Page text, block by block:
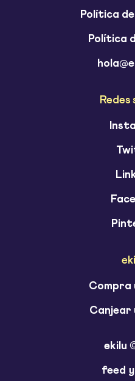
Política
Política
Redes
Compra
Canjear
ekilu
feed